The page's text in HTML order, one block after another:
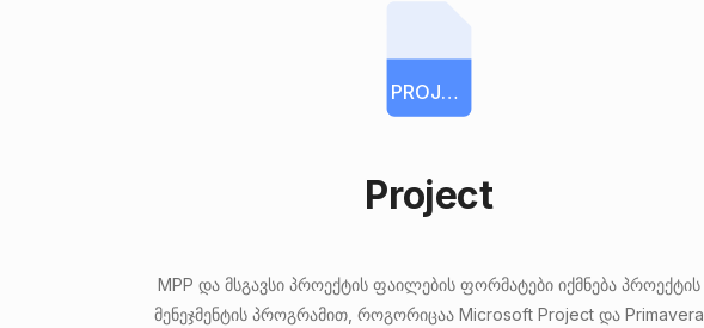
PROJECT
Project
MPP და მსგავსი პროექტის ფაილების ფორმატები იქმნება პროექტის
მენეჯმენტის პროგრამით, როგორიცაა Microsoft Project და Primavera